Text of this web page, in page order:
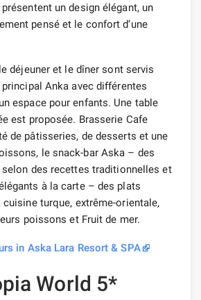
un design élégant, un
pensé et le confort d’une
déjeuner et le dîner sont servis
Anka avec différentes
espace pour enfants. Une table
est proposée. Brasserie Cafe
de pâtisseries, de desserts et une
le snack-bar Aska – des
des recettes traditionnelles et
à la carte – des plats
turque, extrême-orientale,
poissons et Fruit de mer.
in Aska Lara Resort & SPA
World 5*